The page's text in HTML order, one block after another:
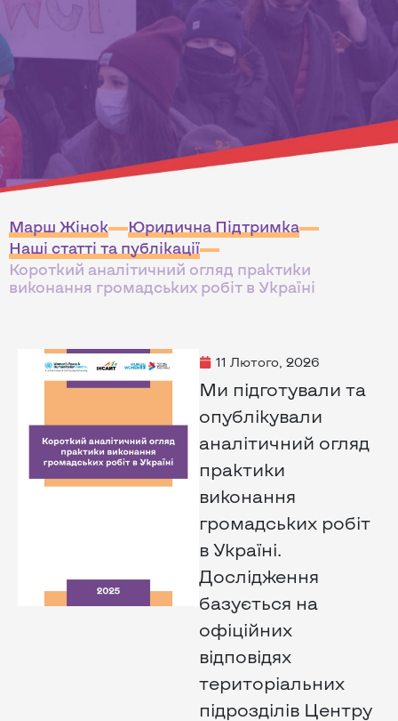
Марш Жінок
Юридична Підтримка
Наші статті та публікації
Короткий аналітичний огляд практики
виконання громадських робіт в Україні
11 Лютого, 2026
Ми підготували та
опублікували
аналітичний огляд
практики
виконання
громадських робіт
в Україні.
Дослідження
базується на
офіційних
відповідях
територіальних
підрозділів Центру